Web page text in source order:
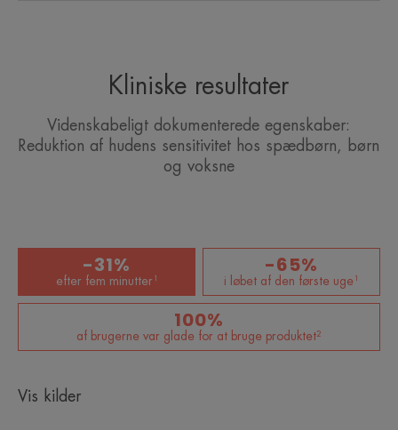
• STYRKER: hudbarrieren for sensitiv hud takket
være indeholdet af og fordelingen mellem calcium
og magnesium.
• BALANCERER: Følelsen af ubehag og sensitivitet,
den første uge. Undersøgelse foretaget på mere end 6.300 personer med
sensitiv hud, herunder spædbørn, børn og voksne.
Kliniske resultater
Videnskabeligt dokumenterede egenskaber:
Reduktion af hudens sensitivitet hos spædbørn, børn
og voksne
-31%
efter fem minutter¹
-65%
i løbet af den første uge¹
100%
af brugerne var glade for at bruge produktet²
Vis kilder